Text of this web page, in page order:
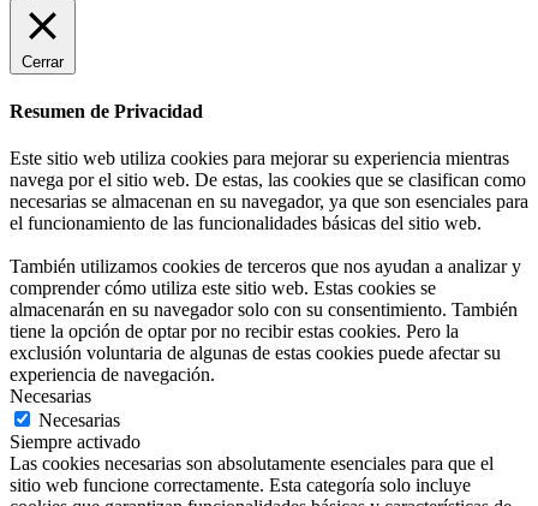
Cerrar
Resumen de Privacidad
Este sitio web utiliza cookies para mejorar su experiencia mientras
navega por el sitio web. De estas, las cookies que se clasifican como
necesarias se almacenan en su navegador, ya que son esenciales para
el funcionamiento de las funcionalidades básicas del sitio web.
También utilizamos cookies de terceros que nos ayudan a analizar y
comprender cómo utiliza este sitio web. Estas cookies se
almacenarán en su navegador solo con su consentimiento. También
tiene la opción de optar por no recibir estas cookies. Pero la
exclusión voluntaria de algunas de estas cookies puede afectar su
experiencia de navegación.
Necesarias
Necesarias
Siempre activado
Las cookies necesarias son absolutamente esenciales para que el
sitio web funcione correctamente. Esta categoría solo incluye